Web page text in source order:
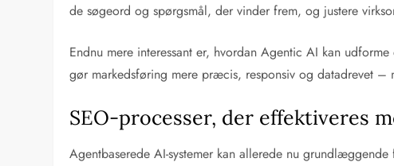
de søgeord og spørgsmål, der vinder frem, og justere
Endnu mere interessant er, hvordan Agentic AI kan
gør markedsføring mere præcis, responsiv og datadrevet –
SEO-processer, der effektiveres
Agentbaserede AI-systemer kan allerede nu